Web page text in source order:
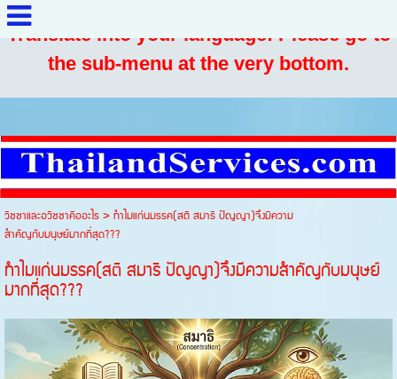
Translate into your language: Please go to
the sub-menu at the very bottom.
วิชชาและอวิชชาคืออะไร>ทำไมแก่นมรรค(สติ สมาธิ ปัญญา)จึงมีความ
สำคัญกับมนุษย์มากที่สุด???
ทำไมแก่นมรรค(สติ สมาธิ ปัญญา)จึงมีความสำคัญกับมนุษย์
มากที่สุด???